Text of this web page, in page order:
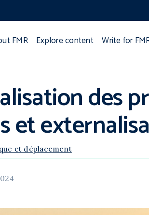
FMR Explore content Write for
des
et
et déplacement